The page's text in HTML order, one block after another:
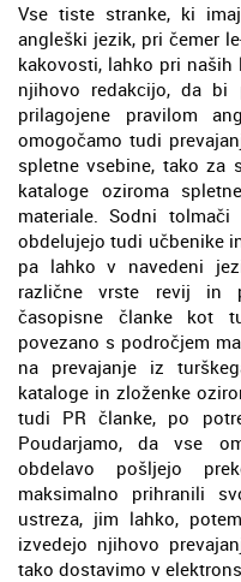
Vse tiste stranke, ki
angleški jezik, pri čemer
kakovosti, lahko pri
njihovo redakcijo, da bi
prilagojene pravilom
omogočamo tudi
spletne vsebine, tako za
kataloge oziroma
materiale. Sodni
obdelujejo tudi učbenike
pa lahko v navedeni
različne vrste revij in
časopisne članke kot
povezano s področjem
na prevajanje iz
kataloge in zloženke
tudi PR članke, po
Poudarjamo, da vse
obdelavo pošljejo
maksimalno prihranili
ustreza, jim lahko,
izvedejo njihovo
tako dostavimo v